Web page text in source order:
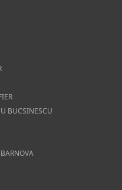
BUCSINESCU